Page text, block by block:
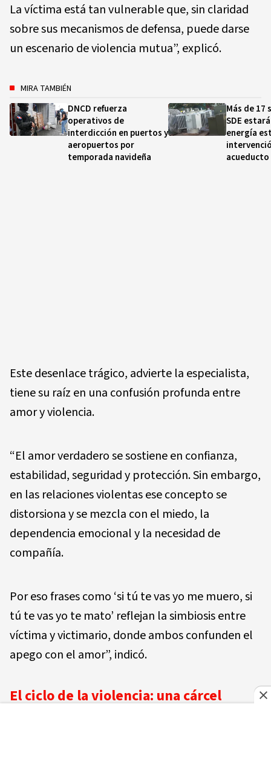
La víctima está tan vulnerable que, sin claridad
sobre sus mecanismos de defensa, puede darse
un escenario de violencia mutua”, explicó.
MIRA TAMBIÉN
DNCD refuerza
operativos de
interdicción en puertos y
aeropuertos por
temporada navideña
Más de 17
SDE
energía
acueducto
Este desenlace trágico, advierte la especialista,
tiene su raíz en una confusión profunda entre
amor y violencia.
“El amor verdadero se sostiene en confianza,
estabilidad, seguridad y protección. Sin embargo,
en las relaciones violentas ese concepto se
distorsiona y se mezcla con el miedo, la
dependencia emocional y la necesidad de
compañía.
Por eso frases como ‘si tú te vas yo me muero, si
tú te vas yo te mato’ reflejan la simbiosis entre
víctima y victimario, donde ambos confunden el
apego con el amor”, indicó.
El ciclo de la violencia: una cárcel
invisible